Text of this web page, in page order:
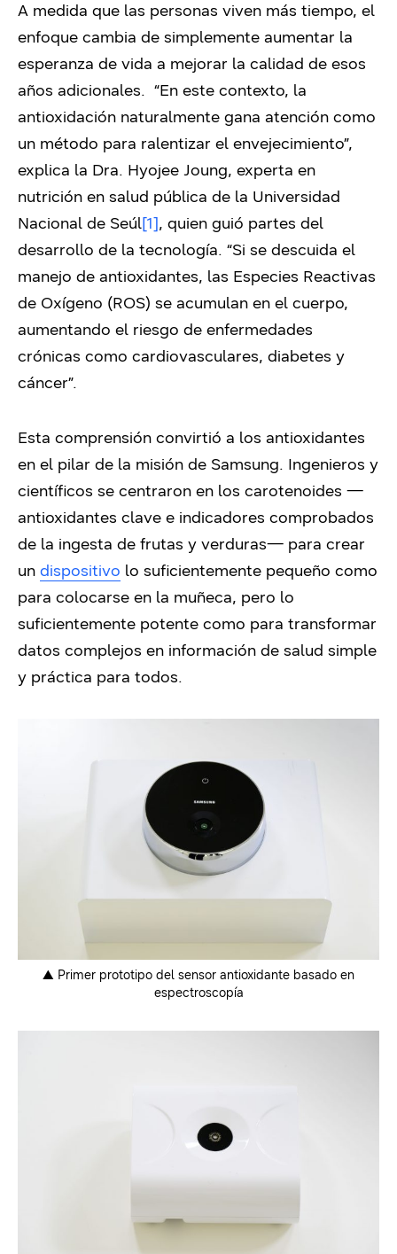
A medida que las personas viven más tiempo, el
enfoque cambia de simplemente aumentar la
esperanza de vida a mejorar la calidad de esos
años adicionales. “En este contexto, la
antioxidación naturalmente gana atención como
un método para ralentizar el envejecimiento”,
explica la Dra. Hyojee Joung, experta en
nutrición en salud pública de la Universidad
Nacional de Seúl[1], quien guió partes del
desarrollo de la tecnología. “Si se descuida el
manejo de antioxidantes, las Especies Reactivas
de Oxígeno (ROS) se acumulan en el cuerpo,
aumentando el riesgo de enfermedades
crónicas como cardiovasculares, diabetes y
cáncer”.
Esta comprensión convirtió a los antioxidantes
en el pilar de la misión de Samsung. Ingenieros y
científicos se centraron en los carotenoides —
antioxidantes clave e indicadores comprobados
de la ingesta de frutas y verduras— para crear
un dispositivo lo suficientemente pequeño como
para colocarse en la muñeca, pero lo
suficientemente potente como para transformar
datos complejos en información de salud simple
y práctica para todos.
▲ Primer prototipo del sensor antioxidante basado en
espectroscopía